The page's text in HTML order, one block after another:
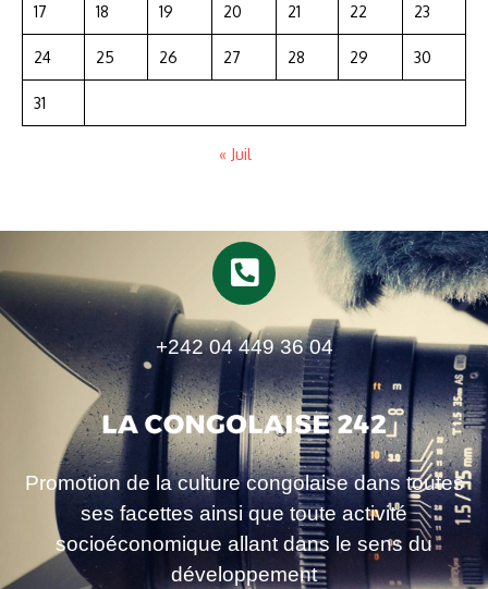
17 18 19 20 21 22 23
24 25 26 27 28 29 30
31
« Juil
+242 04 449 36 04
Promotion de la culture congolaise dans toutes
ses facettes ainsi que toute activité
socioéconomique allant dans le sens du
développement